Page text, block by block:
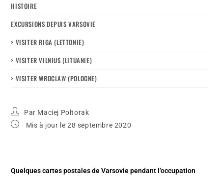
HISTOIRE
EXCURSIONS DEPUIS VARSOVIE
> VISITER RIGA (LETTONIE)
> VISITER VILNIUS (LITUANIE)
> VISITER WROCLAW (POLOGNE)
Par Maciej Poltorak
Mis à jour le 28 septembre 2020
Quelques cartes postales de Varsovie pendant l’occupation